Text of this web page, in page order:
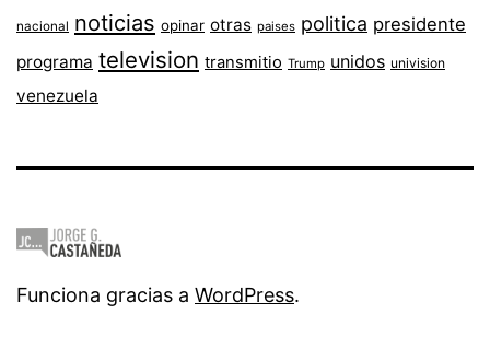
nacional noticias opinar otras paises politica presidente
programa television transmitio Trump unidos univision
venezuela
Funciona gracias a WordPress.